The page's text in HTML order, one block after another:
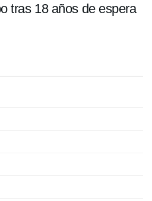
tras 18 años de espera